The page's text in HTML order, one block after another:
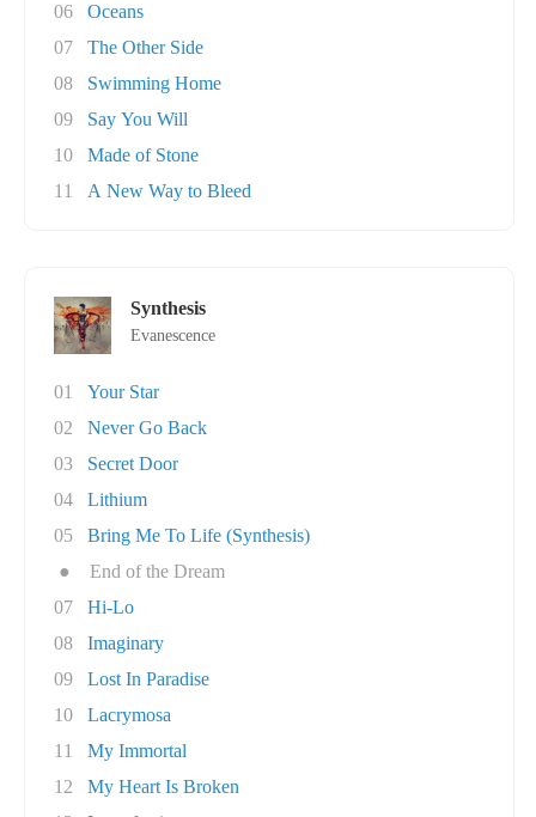
06
Oceans
07
The Other Side
08
Swimming Home
09
Say You Will
10
Made of Stone
11
A New Way to Bleed
Synthesis
Evanescence
01
Your Star
02
Never Go Back
03
Secret Door
04
Lithium
05
Bring Me To Life (Synthesis)
●
End of the Dream
07
Hi-Lo
08
Imaginary
09
Lost In Paradise
10
Lacrymosa
11
My Immortal
12
My Heart Is Broken